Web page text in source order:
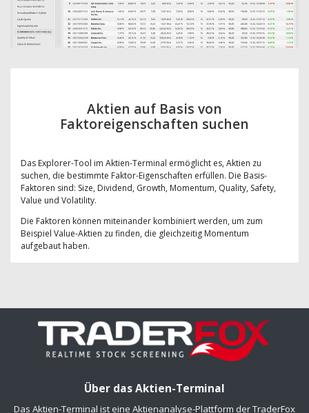
Aktien auf Basis von
Faktoreigenschaften suchen
Das Explorer-Tool im Aktien-Terminal ermöglicht es, Aktien zu
suchen, die bestimmte Faktor-Eigenschaften erfüllen. Die Basis-
Faktoren sind: Size, Dividend, Growth, Momentum, Quality, Safety,
Value und Volatility.
Die Faktoren können miteinander kombiniert werden, um zum
Beispiel Value-Aktien zu finden, die gleichzeitig Momentum
aufgebaut haben.
Über das Aktien-Terminal
Das Aktien-Terminal ist eine Aktienanalyse-Plattform der TraderFox